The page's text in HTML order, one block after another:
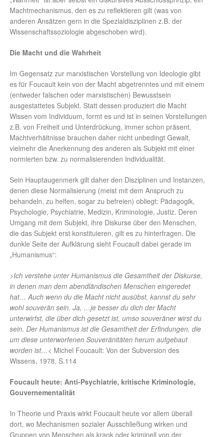
Machtmechanismus, den es zu reflektieren gilt (was von
anderen Ansätzen gern in die Spezialdisziplinen z.B. der
Wissenschaftssoziologie abgeschoben wird).
Die Macht und die Wahrheit
Im Gegensatz zur marxistischen Vorstellung von Ideologie gibt
es für Foucault kein von der Macht abgetrenntes und mit einem
(entweder falschen oder marxistischen) Bewusstsein
ausgestattetes Subjekt. Statt dessen produziert die Macht
Wissen vom Individuum, formt es und ist in seinen Vorstellungen
z.B. von Freiheit und Unterdrückung, immer schon präsent.
Machtverhältnisse brauchen daher nicht unbedingt Gewalt,
vielmehr die Anerkennung des anderen als Subjekt mit einer
normierten bzw. zu normalisierenden Individualität.
Sein Hauptaugenmerk gilt daher den Disziplinen und Instanzen,
denen diese Normalisierung (meist mit dem Anspruch zu
behandeln, zu helfen, sogar zu befreien) obliegt: Pädagogik,
Psychologie, Psychiatrie, Medizin, Kriminologie, Justiz. Deren
Umgang mit dem Subjekt, ihre Diskurse über den Menschen,
die das Subjekt erst konstituieren, gilt es zu hinterfragen. Die
dunkle Seite der Aufklärung sieht Foucault dabei gerade im
„Humanismus“:
>Ich verstehe unter Humanismus die Gesamtheit der Diskurse,
in denen man dem abendländischen Menschen eingeredet
hat… Auch wenn du die Macht nicht ausübst, kannst du sehr
wohl souverän sein. Ja, …je besser du dich der Macht
unterwirfst, die über dich gesetzt ist, umso souveräner wirst du
sein. Der Humanismus ist die Gesamtheit der Erfindungen, die
um diese unterworfenen Souveränitäten herum aufgebaut
worden ist…< Michel Foucault: Von der Subversion des
Wissens, 1978, S.114
Foucault heute: Anti-Psychiatrie, kritische Kriminologie,
Gouvernementalität
In Theorie und Praxis wirkt Foucault heute vor allem überall
dort, wo Mechanismen sozialer Ausschließung wirken und
Gruppen von Menschen als krank oder kriminell von der